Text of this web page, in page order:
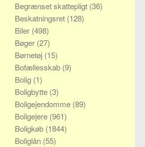
Begrænset skattepligt (36)
Beskatningsret (128)
Biler (498)
Bøger (27)
Børnetøj (15)
Bofællesskab (9)
Bolig (1)
Boligbytte (3)
Boligejendomme (89)
Boligejere (961)
Boligkøb (1844)
Boliglån (55)